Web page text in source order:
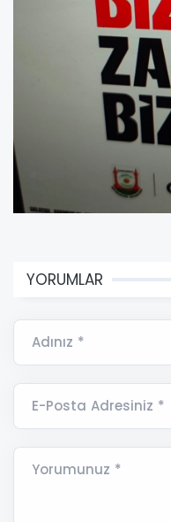
YORUMLAR
Adınız *
E-Posta Adresiniz *
Yorumunuz *